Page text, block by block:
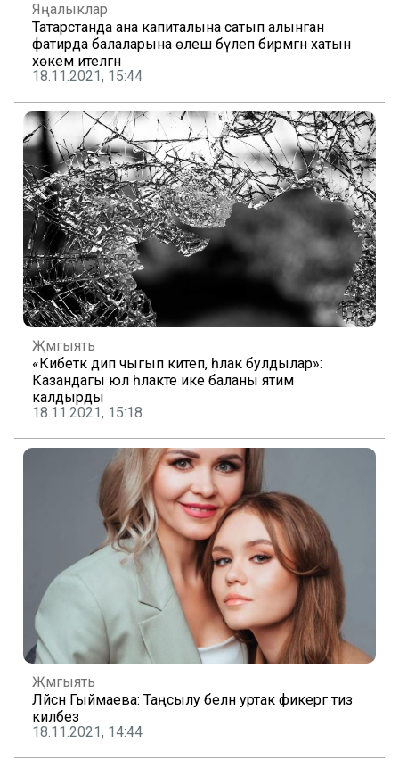
Яңалыклар
Татарстанда ана капиталына сатып алынган
фатирда балаларына өлеш бүлеп бирмәгән хатын
хөкем ителгән
18.11.2021, 15:44
Җәмгыять
«Кибеткә дип чыгып китеп, һәлак булдылар»:
Казандагы юл һәлакәте ике баланы ятим
калдырды
18.11.2021, 15:18
Җәмгыять
Ләйсән Гыймаева: Таңсылу белән уртак фикергә тиз
киләбез
18.11.2021, 14:44